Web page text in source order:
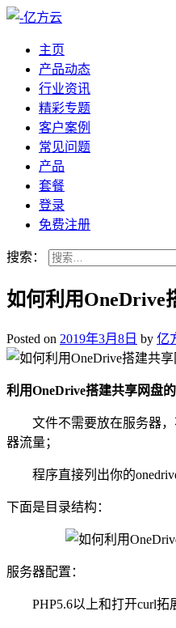
主页
产品动态
行业资讯
精彩专题
客户案例
常见问题
产品
套餐
登录
免费注册
搜索：
如何利用OneDrive
Posted on 2019年3月8日 by 亿
利用OneDrive搭建共享网盘的
文件不需要放在服务器，
器流量；
程序直接列出你的onedrive
下面是目录结构：
服务器配置：
PHP5.6以上和打开curl拓